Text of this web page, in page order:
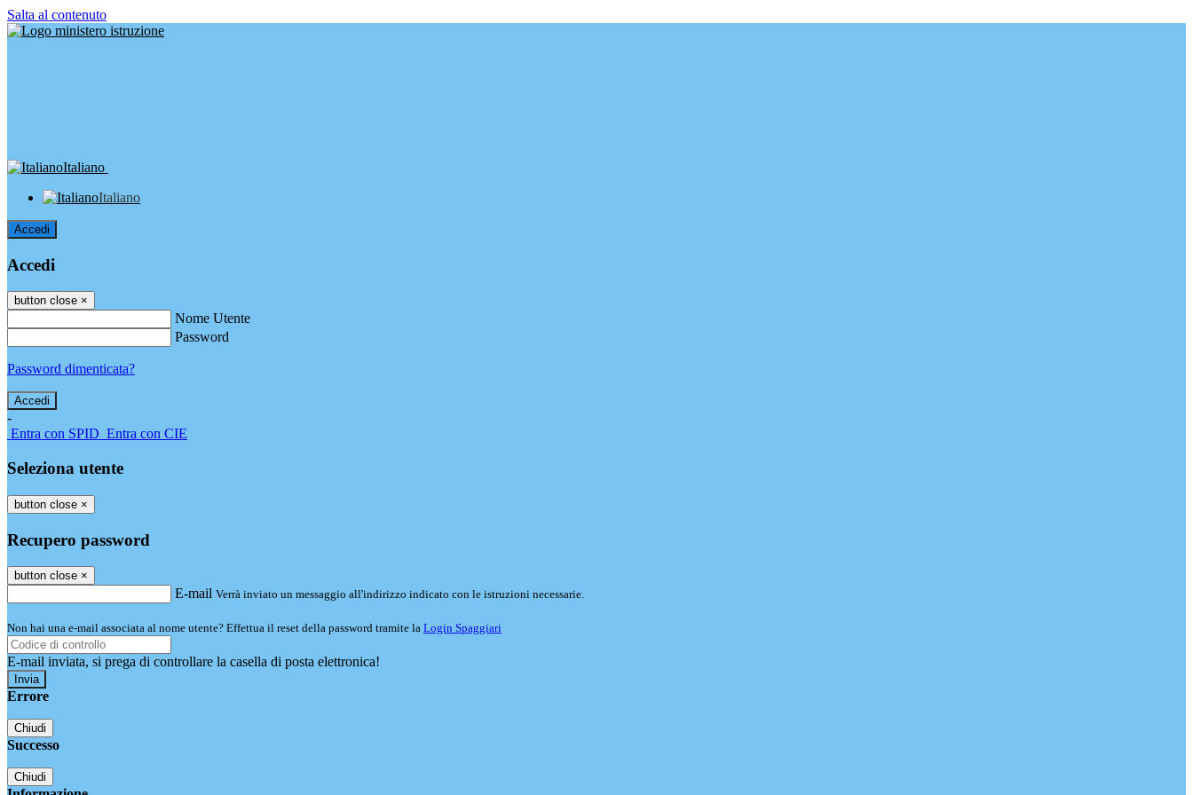
Salta al contenuto
Italiano
Italiano
Accedi
Accedi
button close ×
Nome Utente
Password
Password dimenticata?
-
Entra con SPID Entra con CIE
Seleziona utente
button close ×
Recupero password
button close ×
E-mail Verrà inviato un messaggio all'indirizzo indicato con le istruzioni necessarie.
Non hai una e-mail associata al nome utente? Effettua il reset della password tramite la Login Spaggiari
E-mail inviata, si prega di controllare la casella di posta elettronica!
Errore
Chiudi
Successo
Chiudi